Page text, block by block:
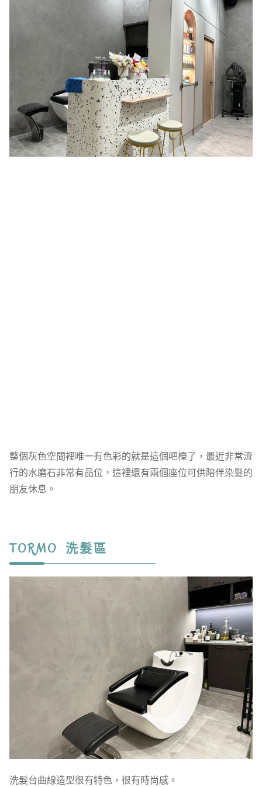
整個灰色空間裡唯一有色彩的就是這個吧檯了，最近非常流
行的水磨石非常有品位，這裡還有兩個座位可供陪伴染髮的
朋友休息。
TORMO 洗髮區
洗髮台曲線造型很有特色，很有時尚感。